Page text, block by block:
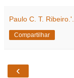
Paulo C. T. Ribeiro.'.
Compartilhar
‹